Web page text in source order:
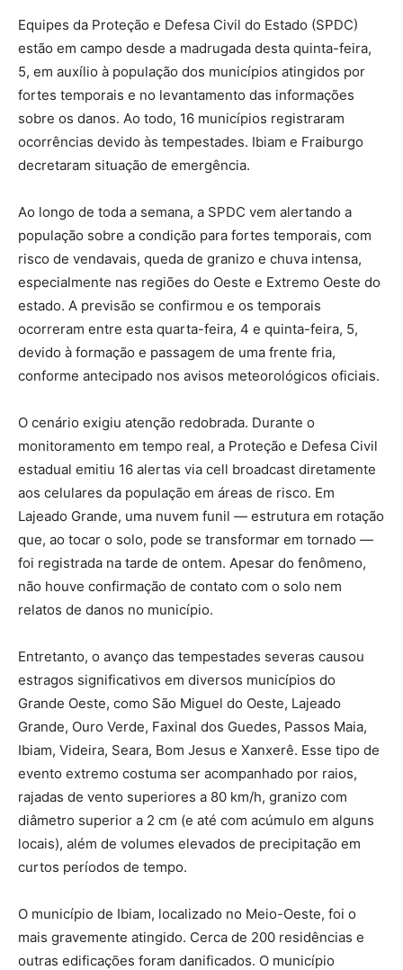
Equipes da Proteção e Defesa Civil do Estado (SPDC)
estão em campo desde a madrugada desta quinta-feira,
5, em auxílio à população dos municípios atingidos por
fortes temporais e no levantamento das informações
sobre os danos. Ao todo, 16 municípios registraram
ocorrências devido às tempestades. Ibiam e Fraiburgo
decretaram situação de emergência.
Ao longo de toda a semana, a SPDC vem alertando a
população sobre a condição para fortes temporais, com
risco de vendavais, queda de granizo e chuva intensa,
especialmente nas regiões do Oeste e Extremo Oeste do
estado. A previsão se confirmou e os temporais
ocorreram entre esta quarta-feira, 4 e quinta-feira, 5,
devido à formação e passagem de uma frente fria,
conforme antecipado nos avisos meteorológicos oficiais.
O cenário exigiu atenção redobrada. Durante o
monitoramento em tempo real, a Proteção e Defesa Civil
estadual emitiu 16 alertas via cell broadcast diretamente
aos celulares da população em áreas de risco. Em
Lajeado Grande, uma nuvem funil — estrutura em rotação
que, ao tocar o solo, pode se transformar em tornado —
foi registrada na tarde de ontem. Apesar do fenômeno,
não houve confirmação de contato com o solo nem
relatos de danos no município.
Entretanto, o avanço das tempestades severas causou
estragos significativos em diversos municípios do
Grande Oeste, como São Miguel do Oeste, Lajeado
Grande, Ouro Verde, Faxinal dos Guedes, Passos Maia,
Ibiam, Videira, Seara, Bom Jesus e Xanxerê. Esse tipo de
evento extremo costuma ser acompanhado por raios,
rajadas de vento superiores a 80 km/h, granizo com
diâmetro superior a 2 cm (e até com acúmulo em alguns
locais), além de volumes elevados de precipitação em
curtos períodos de tempo.
O município de Ibiam, localizado no Meio-Oeste, foi o
mais gravemente atingido. Cerca de 200 residências e
outras edificações foram danificados. O município